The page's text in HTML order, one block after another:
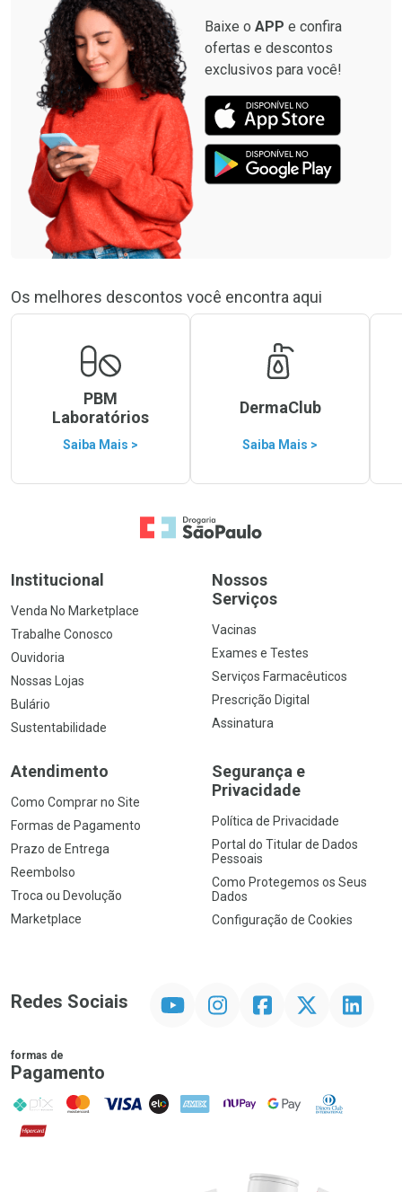
Baixe o APP e confira
ofertas e descontos
exclusivos para você!
Os melhores descontos você encontra aqui
PBM
Laboratórios
Saiba Mais >
DermaClub
Saiba Mais >
Ir para a Home
Institucional
Venda No Marketplace
Trabalhe Conosco
Ouvidoria
Nossas Lojas
Bulário
Sustentabilidade
Nossos
Serviços
Vacinas
Exames e Testes
Serviços Farmacêuticos
Prescrição Digital
Assinatura
Atendimento
Como Comprar no Site
Formas de Pagamento
Prazo de Entrega
Reembolso
Troca ou Devolução
Marketplace
Segurança e
Privacidade
Política de Privacidade
Portal do Titular de Dados
Pessoais
Como Protegemos os Seus
Dados
Configuração de Cookies
Redes Sociais InstagramFacebookTwitter Linkedin
formas de
Pagamento
PIX MasterCard
VISA ELO AMEX NuPay Google PayDiners Club
Hipercard
Promoção em Destaque